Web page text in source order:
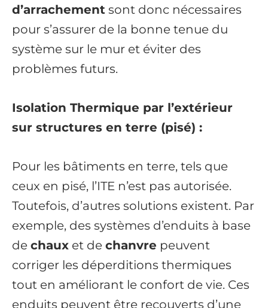
d’arrachement sont donc nécessaires
pour s’assurer de la bonne tenue du
système sur le mur et éviter des
problèmes futurs.
Isolation Thermique par l’extérieur
sur structures en terre (pisé) :
Pour les bâtiments en terre, tels que
ceux en pisé, l’ITE n’est pas autorisée.
Toutefois, d’autres solutions existent. Par
exemple, des systèmes d’enduits à base
de chaux et de chanvre peuvent
corriger les déperditions thermiques
tout en améliorant le confort de vie. Ces
enduits peuvent être recouverts d’une